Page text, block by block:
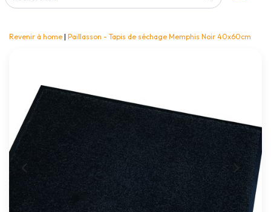
Revenir à home | Paillasson - Tapis de séchage Memphis Noir 40x60cm